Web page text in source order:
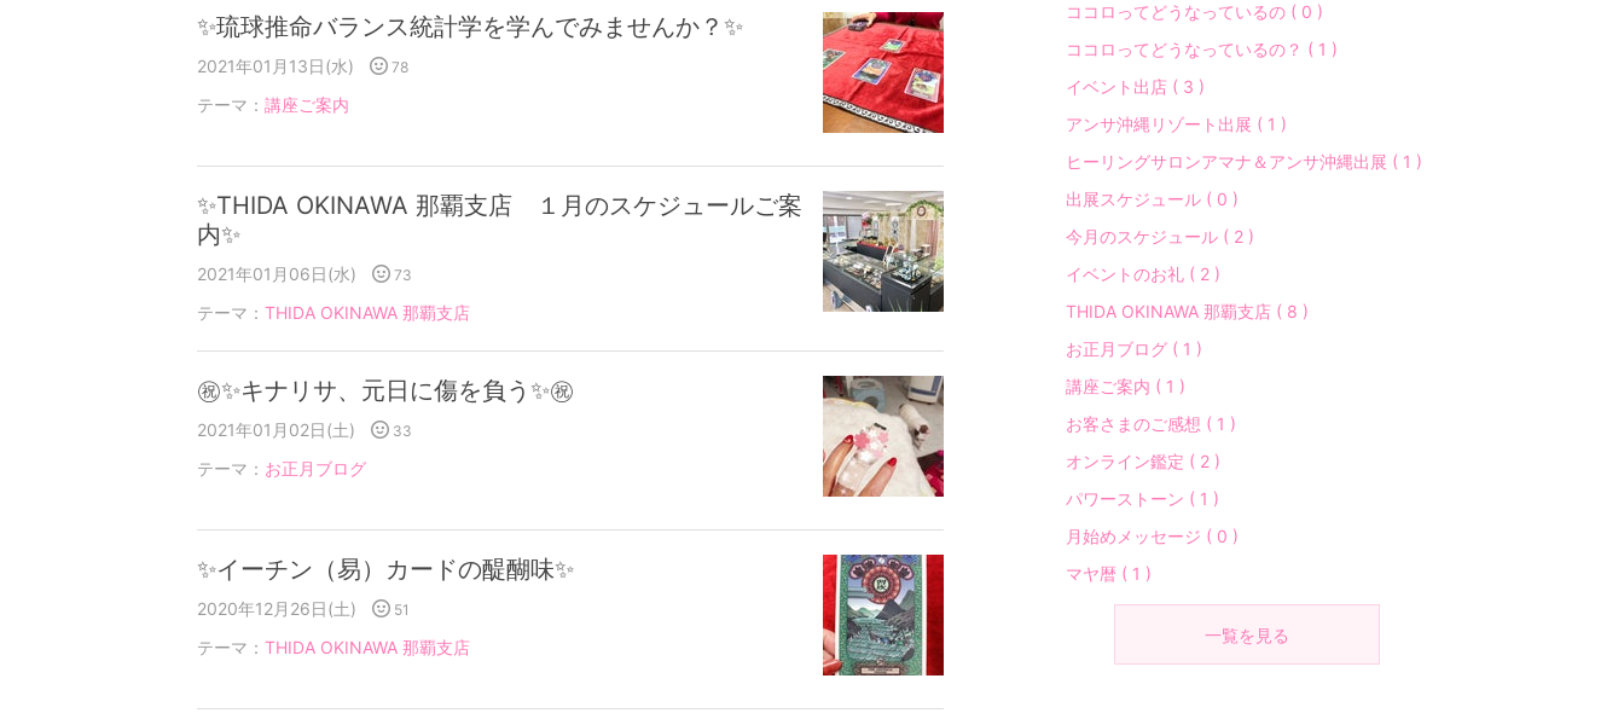
✨琉球推命バランス統計学を学んでみませんか？✨
2021年01月13日(水) 78
テーマ： 講座ご案内
✨THIDA OKINAWA 那覇支店 １月のスケジュールご案
内✨
2021年01月06日(水) 73
テーマ： THIDA OKINAWA 那覇支店
㊗✨キナリサ、元日に傷を負う✨㊗
2021年01月02日(土) 33
テーマ： お正月ブログ
✨イーチン（易）カードの醍醐味✨
2020年12月26日(土) 51
テーマ： THIDA OKINAWA 那覇支店
ココロってどうなっているの ( 0 )
ココロってどうなっているの？ ( 1 )
イベント出店 ( 3 )
アンサ沖縄リゾート出展 ( 1 )
ヒーリングサロンアマナ＆アンサ沖縄出展 ( 1 )
出展スケジュール ( 0 )
今月のスケジュール ( 2 )
イベントのお礼 ( 2 )
THIDA OKINAWA 那覇支店 ( 8 )
お正月ブログ ( 1 )
講座ご案内 ( 1 )
お客さまのご感想 ( 1 )
オンライン鑑定 ( 2 )
パワーストーン ( 1 )
月始めメッセージ ( 0 )
マヤ暦 ( 1 )
一覧を見る